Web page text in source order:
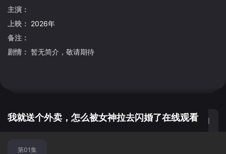
主演：
上映： 2026年
备注：
剧情： 暂无简介，敬请期待
我就送个外卖，怎么被女神拉去闪婚了在线观看 切
第01集